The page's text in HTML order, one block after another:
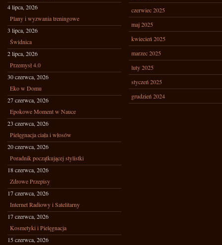
4 lipca, 2026
Plany i wyzwania treningowe
3 lipca, 2026
Świdnica
2 lipca, 2026
Przemysł 4.0
30 czerwca, 2026
Eko w Domu
27 czerwca, 2026
Epokowe Moment w Nauce
23 czerwca, 2026
Pielęgnacja ciała i włosów
20 czerwca, 2026
Poradnik początkującej stylistki
18 czerwca, 2026
Zdrowe Przepisy
17 czerwca, 2026
Internet Radiowy i Satelitarny
17 czerwca, 2026
Kosmetyki i Pielęgnacja
15 czerwca, 2026
czerwiec 2025
maj 2025
kwiecień 2025
marzec 2025
luty 2025
styczeń 2025
grudzień 2024